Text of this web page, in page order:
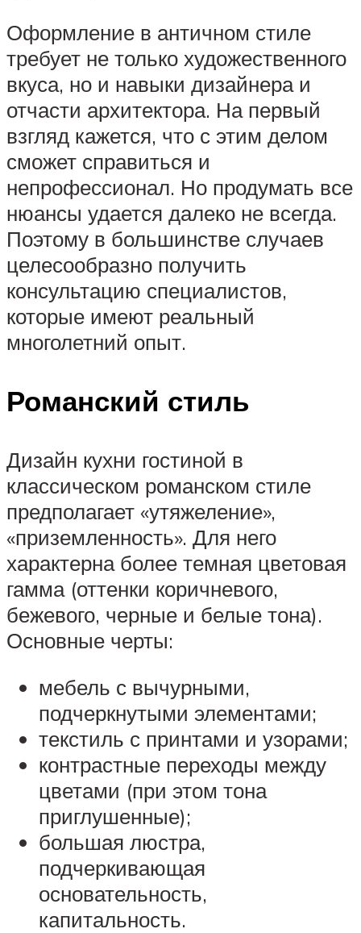
Оформление в античном стиле
требует не только художественного
вкуса, но и навыки дизайнера и
отчасти архитектора. На первый
взгляд кажется, что с этим делом
сможет справиться и
непрофессионал. Но продумать все
нюансы удается далеко не всегда.
Поэтому в большинстве случаев
целесообразно получить
консультацию специалистов,
которые имеют реальный
многолетний опыт.
Романский стиль
Дизайн кухни гостиной в
классическом романском стиле
предполагает «утяжеление»,
«приземленность». Для него
характерна более темная цветовая
гамма (оттенки коричневого,
бежевого, черные и белые тона).
Основные черты:
мебель с вычурными,
подчеркнутыми элементами;
текстиль с принтами и узорами;
контрастные переходы между
цветами (при этом тона
приглушенные);
большая люстра,
подчеркивающая
основательность,
капитальность.